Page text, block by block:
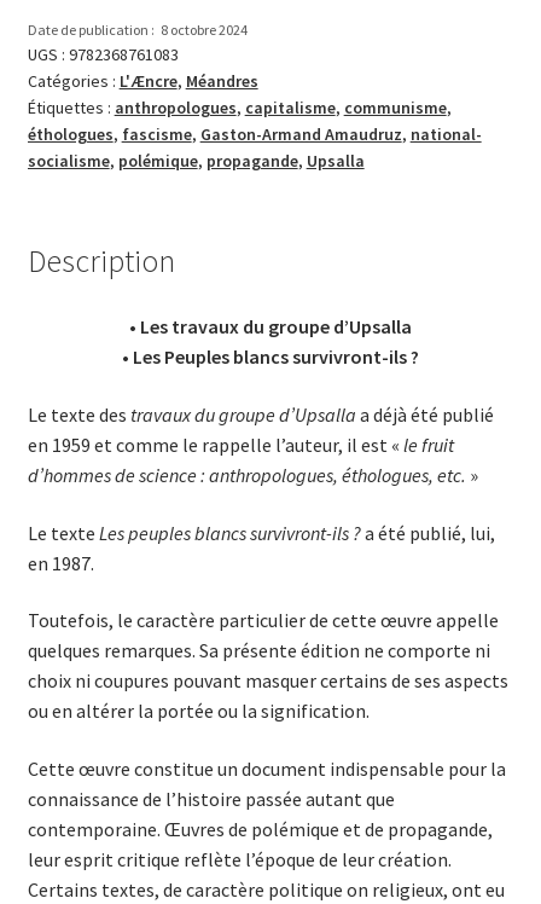
polémique
et
de
propagande
–
1
Date de publication : 8 octobre 2024
UGS : 9782368761083
Catégories : L'Æncre, Méandres
Étiquettes : anthropologues, capitalisme, communisme,
éthologues, fascisme, Gaston-Armand Amaudruz, national-
socialisme, polémique, propagande, Upsalla
Description
• Les travaux du groupe d’Upsalla
• Les Peuples blancs survivront-ils ?
Le texte des travaux du groupe d’Upsalla a déjà été publié
en 1959 et comme le rappelle l’auteur, il est « le fruit
d’hommes de sci­ence : anthro­po­lo­gues, éthologues, etc. »
Le texte Les peuples blancs survivront-ils ?a été publié, lui,
en 1987.
Toutefois, le caractère particulier de cette œuvre appelle
quel­ques remarques. Sa présente édition ne comporte ni
choix ni cou­pures pouvant masquer certains de ses aspects
ou en altérer la portée ou la signification.
Cette œuvre constitue un document indispensable pour la
con­naissance de l’histoire passée autant que
contemporaine. Œuvres de polémique et de propagande,
leur esprit critique reflète l’époque de leur création.
Certains textes, de caractère politique on religieux, ont eu